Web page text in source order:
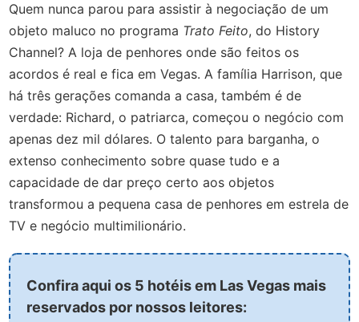
Quem nunca parou para assistir à negociação de um
objeto maluco no programa Trato Feito, do History
Channel? A loja de penhores onde são feitos os
acordos é real e fica em Vegas. A família Harrison, que
há três gerações comanda a casa, também é de
verdade: Richard, o patriarca, começou o negócio com
apenas dez mil dólares. O talento para barganha, o
extenso conhecimento sobre quase tudo e a
capacidade de dar preço certo aos objetos
transformou a pequena casa de penhores em estrela de
TV e negócio multimilionário.
Confira aqui os 5 hotéis em Las Vegas mais
reservados por nossos leitores: